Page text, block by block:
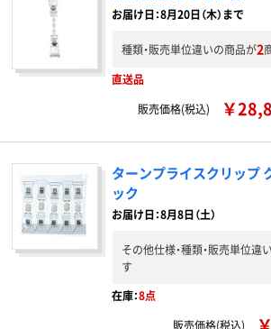
お届け日：8月20日（木）まで
種類・販売単位違いの商品が2
直送品
販売価格(税込)
￥
ターンプライスクリップ
ック
お届け日：8月8日（土）
その他仕様・種類・販売単位違
す
在庫：8点
販売価格(税込)